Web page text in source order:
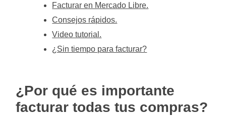
Facturar en Mercado Libre.
Consejos rápidos.
Video tutorial.
¿Sin tiempo para facturar?
¿Por qué es importante
facturar todas tus compras?